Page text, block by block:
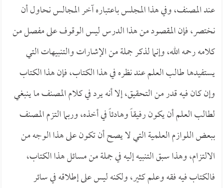
عند المصنف، وفي هذا المجلس باعتباره آخر المجالس نحاول أن
نختصر، فإن المقصود من هذا الدرس ليس الوقوف على مفصل من
كلامه رحمه الله، وإنما لذكر جملة من الإشارات والتنبيهات التي
يستفيدها طالب العلم عند نظره في هذا الكتاب، فإن هذا الكتاب
وإن كان فيه قدر من التحقيق، إلا أنه يرد في كلام المصنف ما ينبغي
لطالب العلم أن يكون رفيقاً وهادئاً في أخذه، وربما التزم المصنف
ببعض اللوازم العلمية التي لا يصح أن تكون على هذا الوجه من
الالتزام، وهذا سبق التنبيه إليه في جملة من مسائل هذا الكتاب،
فالكتاب فيه فقه وعلم كثير، ولكنه ليس على إطلاقه في سائر